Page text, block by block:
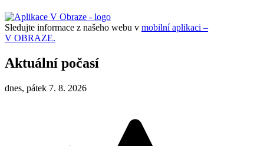
Sledujte informace z našeho webu v mobilní aplikaci –
V OBRAZE.
Aktuální počasí
dnes, pátek 7. 8. 2026